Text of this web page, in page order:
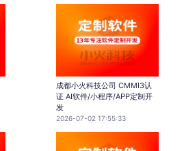
成都小火科技公司 CMMI3认
证 AI软件/小程序/APP定制开
发
2026-07-02 17:55:33